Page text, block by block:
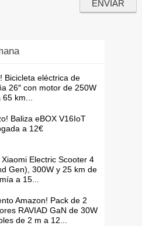
Bicicleta eléctrica de
26″ con motor de 250W
65 km...
Baliza eBOX V16IoT
a 12€
Electric Scooter 4
Gen), 300W y 25 km de
a 15...
Amazon! Pack de 2
RAVIAD GaN de 30W
de 2 m a 12...